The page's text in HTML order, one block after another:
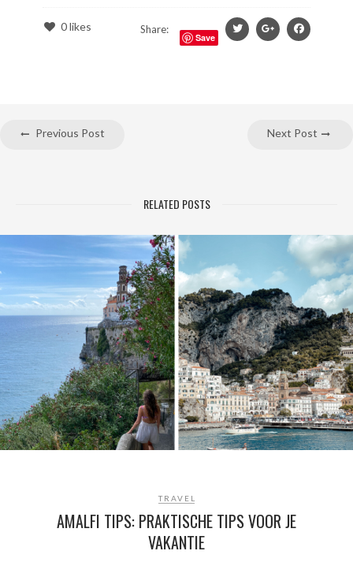
0likes Share:
Save
Previous Post Next Post
RELATED POSTS
TRAVEL
AMALFI TIPS: PRAKTISCHE TIPS VOOR JE
VAKANTIE